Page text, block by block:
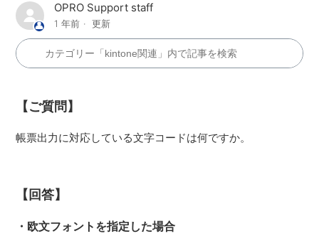
OPRO Support staff
1 年前 更新
【ご質問】
帳票出力に対応している文字コードは何ですか。
【回答】
・欧文フォントを指定した場合